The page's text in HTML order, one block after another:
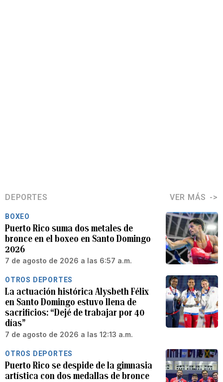
DEPORTES VER MÁS
BOXEO
Puerto Rico suma dos metales de
bronce en el boxeo en Santo Domingo
2026
7 de agosto de 2026 a las 6:57 a.m.
OTROS DEPORTES
La actuación histórica Alysbeth Félix
en Santo Domingo estuvo llena de
sacrificios: “Dejé de trabajar por 40
días”
7 de agosto de 2026 a las 12:13 a.m.
OTROS DEPORTES
Puerto Rico se despide de la gimnasia
artística con dos medallas de bronce